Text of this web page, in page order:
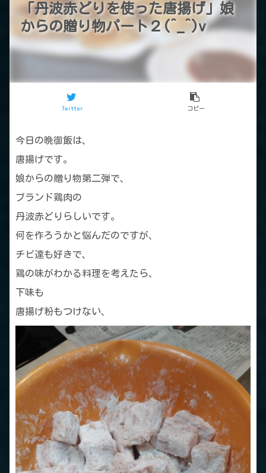
「丹波赤どりを使った唐揚げ」娘
からの贈り物パート２(^_^)v
Twitter コピー
今日の晩御飯は、
唐揚げです。
娘からの贈り物第二弾で、
ブランド鶏肉の
丹波赤どりらしいです。
何を作ろうかと悩んだのですが、
チビ達も好きで、
鶏の味がわかる料理を考えたら、
下味も
唐揚げ粉もつけない、